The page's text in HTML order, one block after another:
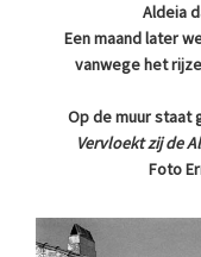
Aldeia
Een maand later
vanwege het
Op de muur staat
Vervloekt zij de
Foto